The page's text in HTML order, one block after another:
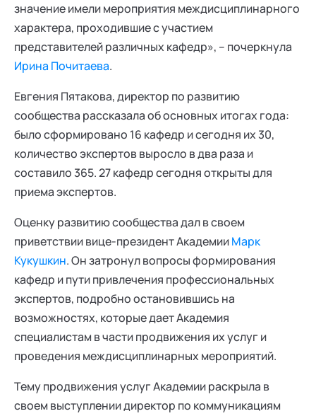
значение имели мероприятия междисциплинарного
характера, проходившие с участием
представителей различных кафедр», – почеркнула
Ирина Почитаева.
Евгения Пятакова, директор по развитию
сообщества рассказала об основных итогах года:
было сформировано 16 кафедр и сегодня их 30,
количество экспертов выросло в два раза и
составило 365. 27 кафедр сегодня открыты для
приема экспертов.
Оценку развитию сообщества дал в своем
приветствии вице-президент АкадемииМарк
Кукушкин. Он затронул вопросы формирования
кафедр и пути привлечения профессиональных
экспертов, подробно остановившись на
возможностях, которые дает Академия
специалистам в части продвижения их услуг и
проведения междисциплинарных мероприятий.
Тему продвижения услуг Академии раскрыла в
своем выступлении директор по коммуникациям